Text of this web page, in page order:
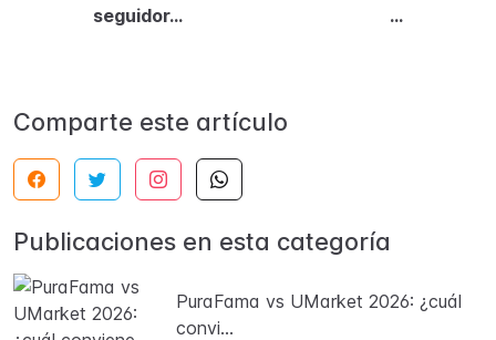
seguidor... ...
Comparte este artículo
Publicaciones en esta categoría
PuraFama vs UMarket 2026: ¿cuál
convi...